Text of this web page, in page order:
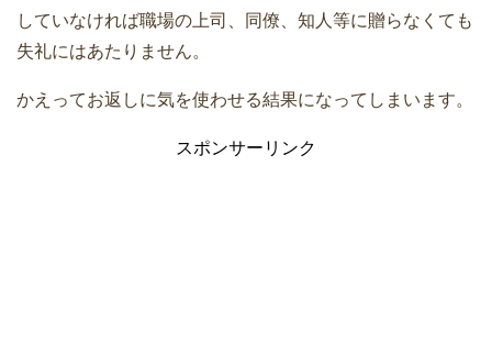
していなければ職場の上司、同僚、知人等に贈らなくても
失礼にはあたりません。
かえってお返しに気を使わせる結果になってしまいます。
スポンサーリンク